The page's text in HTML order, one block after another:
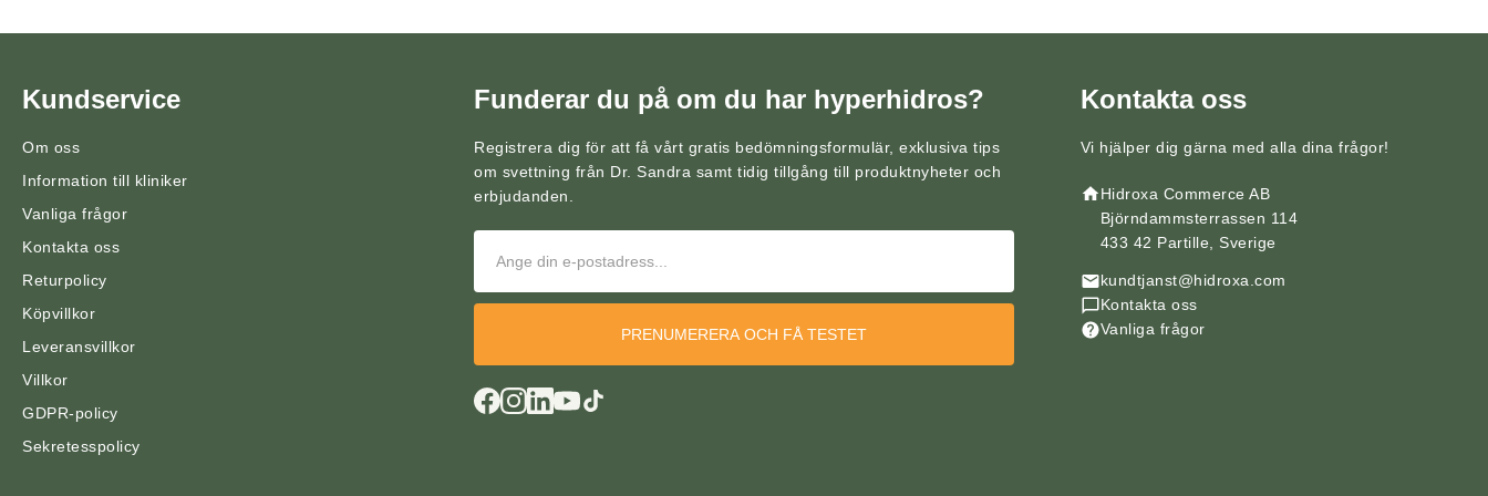
Kundservice
Om oss
Information till kliniker
Vanliga frågor
Kontakta oss
Returpolicy
Köpvillkor
Leveransvillkor
Villkor
GDPR-policy
Sekretesspolicy
Funderar du på om du har hyperhidros?
Registrera dig för att få vårt gratis bedömningsformulär, exklusiva tips
om svettning från Dr. Sandra samt tidig tillgång till produktnyheter och
erbjudanden.
PRENUMERERA OCH FÅ TESTET
Kontakta oss
Vi hjälper dig gärna med alla dina frågor!
Hidroxa Commerce AB
Björndammsterrassen 114
433 42 Partille, Sverige
kundtjanst@hidroxa.com
Kontakta oss
Vanliga frågor